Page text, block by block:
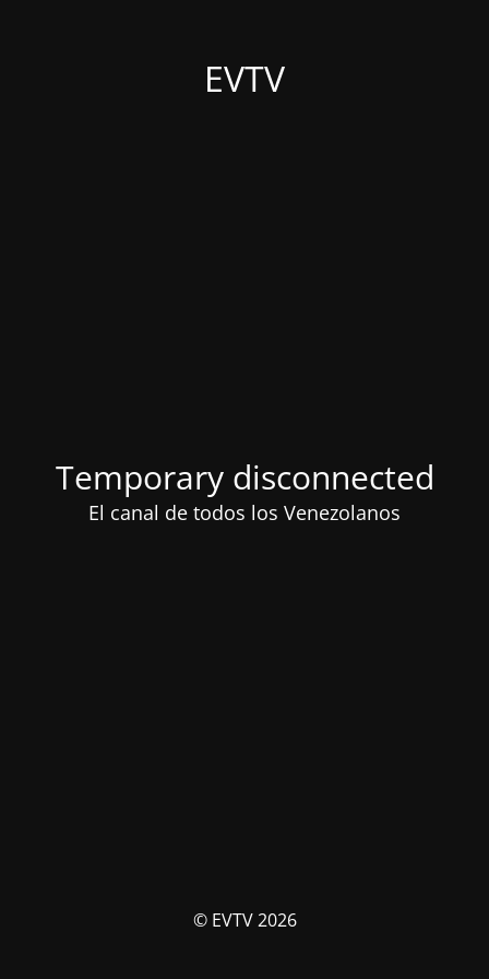
EVTV
Temporary disconnected
El canal de todos los Venezolanos
© EVTV 2026